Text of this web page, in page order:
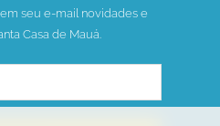
seu e-mail novidades e
Casa de Mauá.